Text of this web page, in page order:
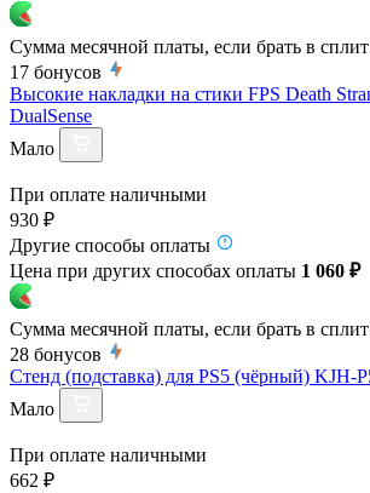
Сумма месячной платы, если брать в
17 бонусов
Высокие накладки на стики FPS Death
DualSense
Мало
При оплате наличными
930 ₽
Другие способы оплаты
Цена при других способах оплаты 1 060 ₽
Сумма месячной платы, если брать в
28 бонусов
Стенд (подставка) для PS5 (чёрный) KJH-
Мало
При оплате наличными
662 ₽